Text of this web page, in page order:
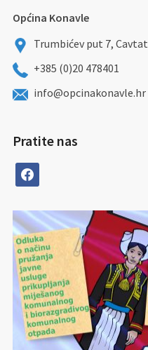
Općina Konavle
Trumbićev put 7, Cavtat
+385 (0)20 478401
info@opcinakonavle.hr
Pratite nas
facebook